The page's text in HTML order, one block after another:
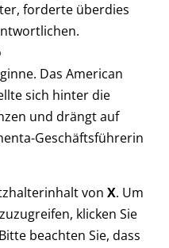
forderte überdies
Das American
sich hinter die
und drängt auf
Geschäftsführerin
von X. Um
klicken Sie
beachten Sie, dass